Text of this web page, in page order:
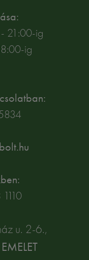
21:00-ig
ig
u. 2-6.,